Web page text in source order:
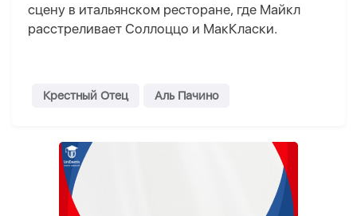
сцену в итальянском ресторане, где Майкл
расстреливает Соллоццо и МакКласки.
Крестный Отец Аль Пачино